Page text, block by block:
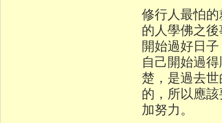
修行人最怕
的人學佛之
開始過好日
自己開始過
楚，是過去
的，所以應
加努力。